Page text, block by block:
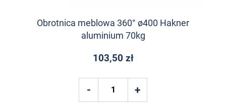
Obrotnica meblowa 360° ø400 Hakner
aluminium 70kg
103,50 zł